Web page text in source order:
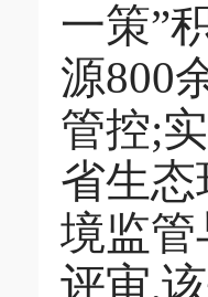
一策”
源800
管控;
省生
境监管
评审,